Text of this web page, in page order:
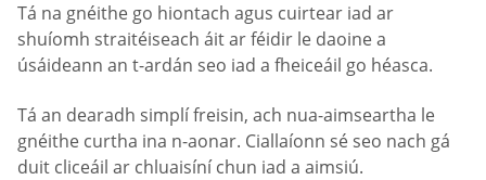
Tá na gnéithe go hiontach agus cuirtear iad ar
shuíomh straitéiseach áit ar féidir le daoine a
úsáideann an t-ardán seo iad a fheiceáil go héasca.
Tá an dearadh simplí freisin, ach nua-aimseartha le
gnéithe curtha ina n-aonar. Ciallaíonn sé seo nach gá
duit cliceáil ar chluaisíní chun iad a aimsiú.